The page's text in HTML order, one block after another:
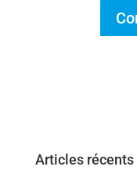
Articles récents